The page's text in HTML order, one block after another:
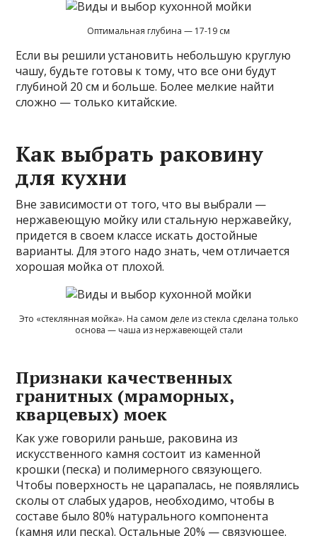
Оптимальная глубина — 17-19 см
Если вы решили установить небольшую круглую
чашу, будьте готовы к тому, что все они будут
глубиной 20 см и больше. Более мелкие найти
сложно — только китайские.
Как выбрать раковину
для кухни
Вне зависимости от того, что вы выбрали —
нержавеющую мойку или стальную нержавейку,
придется в своем классе искать достойные
варианты. Для этого надо знать, чем отличается
хорошая мойка от плохой.
Это «стеклянная мойка». На самом деле из стекла сделана только
основа — чаша из нержавеющей стали
Признаки качественных
гранитных (мраморных,
кварцевых) моек
Как уже говорили раньше, раковина из
искусственного камня состоит из каменной
крошки (песка) и полимерного связующего.
Чтобы поверхность не царапалась, не появлялись
сколы от слабых ударов, необходимо, чтобы в
составе было 80% натурального компонента
(камня или песка). Остальные 20% — связующее.